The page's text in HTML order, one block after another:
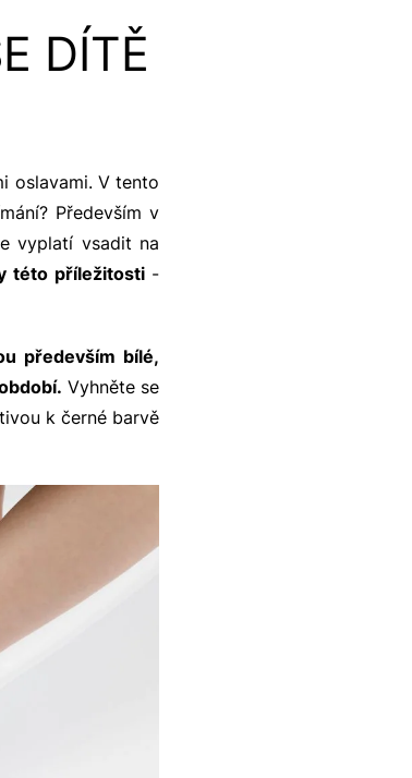
DÍTĚ
oslavami. V tento
Především v
vyplatí vsadit na
této příležitosti -
především bílé,
Vyhněte se
k černé barvě